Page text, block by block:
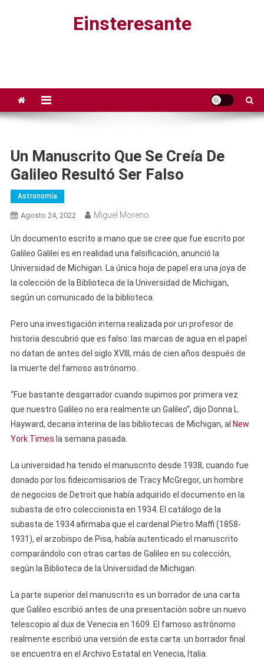
Einsteresante
Un Manuscrito Que Se Creía De
Galileo Resultó Ser Falso
Astronomía
Agosto 24, 2022 Miguel Moreno
Un documento escrito a mano que se cree que fue escrito por
Galileo Galilei es en realidad una falsificación, anunció la
Universidad de Michigan. La única hoja de papel era una joya de
la colección de la Biblioteca de la Universidad de Michigan,
según un comunicado de la biblioteca.
Pero una investigación interna realizada por un profesor de
historia descubrió que es falso: las marcas de agua en el papel
no datan de antes del siglo XVIII, más de cien años después de
la muerte del famoso astrónomo.
“Fue bastante desgarrador cuando supimos por primera vez
que nuestro Galileo no era realmente un Galileo”, dijo Donna L.
Hayward, decana interina de las bibliotecas de Michigan, al New
York Times la semana pasada.
La universidad ha tenido el manuscrito desde 1938, cuando fue
donado por los fideicomisarios de Tracy McGregor, un hombre
de negocios de Detroit que había adquirido el documento en la
subasta de otro coleccionista en 1934. El catálogo de la
subasta de 1934 afirmaba que el cardenal Pietro Maffi (1858-
1931), el arzobispo de Pisa, había autenticado el manuscrito
comparándolo con otras cartas de Galileo en su colección,
según la Biblioteca de la Universidad de Michigan.
La parte superior del manuscrito es un borrador de una carta
que Galileo escribió antes de una presentación sobre un nuevo
telescopio al dux de Venecia en 1609. El famoso astrónomo
realmente escribió una versión de esta carta: un borrador final
se encuentra en el Archivo Estatal en Venecia, Italia.